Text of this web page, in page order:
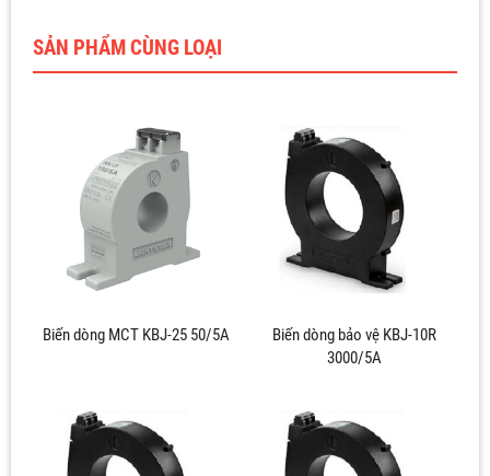
SẢN PHẨM CÙNG LOẠI
Biến dòng MCT KBJ-25 50/5A
Biến dòng bảo vệ KBJ-10R
3000/5A